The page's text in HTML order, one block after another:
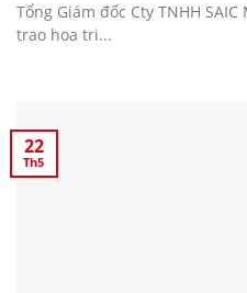
Tổng Giám đốc Cty TNHH
trao hoa tri...
22
Th5